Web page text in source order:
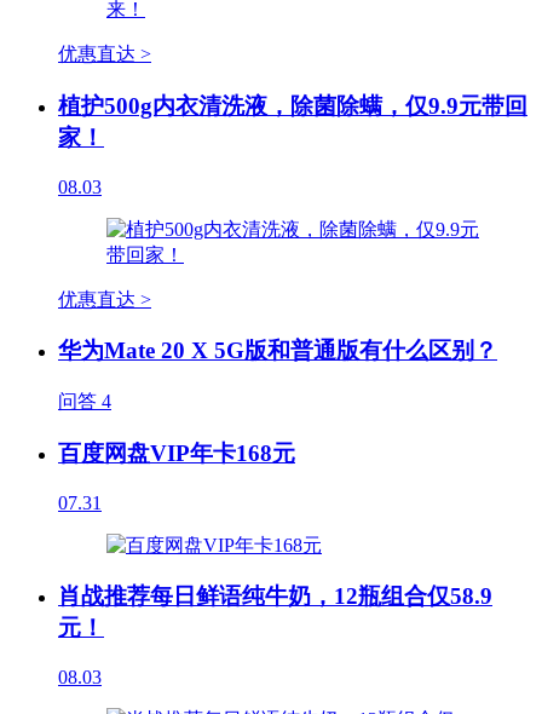
优惠直达 >
植护500g内衣清洗液，除菌除螨，仅9.9元带回
家！
08.03
优惠直达 >
华为Mate 20 X 5G版和普通版有什么区别？
问答 4
百度网盘VIP年卡168元
07.31
肖战推荐每日鲜语纯牛奶，12瓶组合仅58.9
元！
08.03